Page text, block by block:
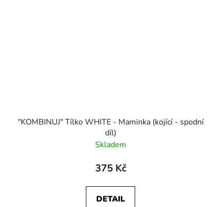
"KOMBINUJ" Tílko WHITE - Maminka (kojící - spodní
díl)
Skladem
375 Kč
DETAIL